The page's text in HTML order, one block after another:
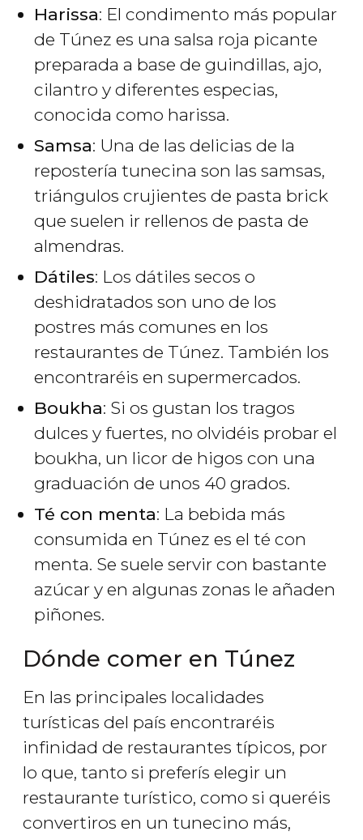
Harissa: El condimento más popular
de Túnez es una salsa roja picante
preparada a base de guindillas, ajo,
cilantro y diferentes especias,
conocida como harissa.
Samsa: Una de las delicias de la
repostería tunecina son las samsas,
triángulos crujientes de pasta brick
que suelen ir rellenos de pasta de
almendras.
Dátiles: Los dátiles secos o
deshidratados son uno de los
postres más comunes en los
restaurantes de Túnez. También los
encontraréis en supermercados.
Boukha: Si os gustan los tragos
dulces y fuertes, no olvidéis probar el
boukha, un licor de higos con una
graduación de unos 40 grados.
Té con menta: La bebida más
consumida en Túnez es el té con
menta. Se suele servir con bastante
azúcar y en algunas zonas le añaden
piñones.
Dónde comer en Túnez
En las principales localidades
turísticas del país encontraréis
infinidad de restaurantes típicos, por
lo que, tanto si preferís elegir un
restaurante turístico, como si queréis
convertiros en un tunecino más,